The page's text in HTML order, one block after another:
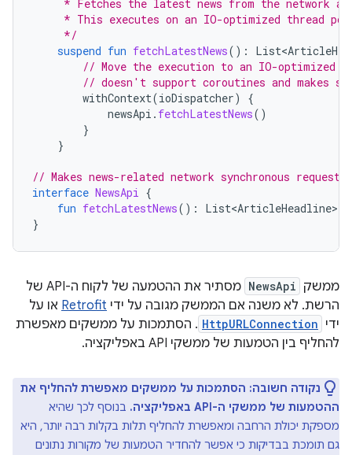
* Fetches the latest news from the network
* This executes on an IO-optimized thread
     */
suspend fun fetchLatestNews():
// Move the execution to an IO-optimized
// doesn't support coroutines and makes
withContext(ioDispatcher)
{
newsApi . fetchLatestNews()
}
}
// Makes news-related network synchronous requests.
interface NewsApi {
fun fetchLatestNews():
List<ArticleHeadline>
}
ממשק NewsApi
מסתיר את ההטמעה של לקוח ה-API של
הרשת. לא משנה אם הממשק מגובה על ידי Retrofit או על
ידי HttpURLConnection . הסתמכות על ממשקים מאפשרת
להחליף בין הטמעות של ממשקי API באפליקציה.
נקודה חשובה: הסתמכות על ממשקים מאפשרת להחליף את
ההטמעות של ממשקי ה-API באפליקציה.
בנוסף לכך שהיא
מספקת יכולת הרחבה ומאפשרת להחליף תלות בקלות רבה יותר, היא
גם תומכת בבדיקות כי אפשר להחדיר הטמעות של מקורות נתונים